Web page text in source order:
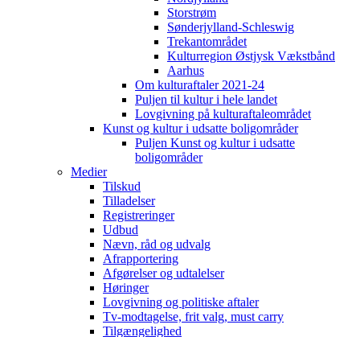
Storstrøm
Sønderjylland-Schleswig
Trekantområdet
Kulturregion Østjysk Vækstbånd
Aarhus
Om kulturaftaler 2021-24
Puljen til kultur i hele landet
Lovgivning på kulturaftaleområdet
Kunst og kultur i udsatte boligområder
Puljen Kunst og kultur i udsatte
boligområder
Medier
Tilskud
Tilladelser
Registreringer
Udbud
Nævn, råd og udvalg
Afrapportering
Afgørelser og udtalelser
Høringer
Lovgivning og politiske aftaler
Tv-modtagelse, frit valg, must carry
Tilgængelighed